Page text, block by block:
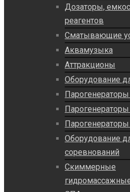
Дозаторы,
реагентов
Сматывающие
Аквамузыка
Аттракционы
Оборудование
Оборудование
соревнований
Скиммерные